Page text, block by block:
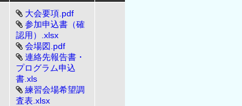
大会要項.pdf
参加申込書（確
認用）.xlsx
会場図.pdf
連絡先報告書・
プログラム申込
書.xls
練習会場希望調
査表.xlsx